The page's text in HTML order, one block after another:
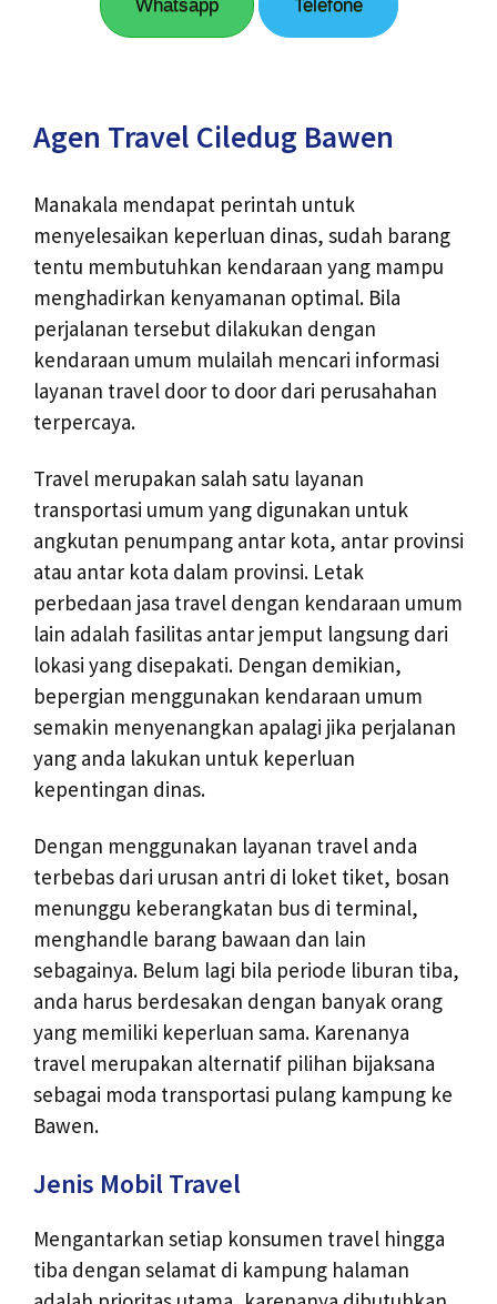
Whatsapp Telefone
Agen Travel Ciledug Bawen
Manakala mendapat perintah untuk
menyelesaikan keperluan dinas, sudah barang
tentu membutuhkan kendaraan yang mampu
menghadirkan kenyamanan optimal. Bila
perjalanan tersebut dilakukan dengan
kendaraan umum mulailah mencari informasi
layanan travel door to door dari perusahahan
terpercaya.
Travel merupakan salah satu layanan
transportasi umum yang digunakan untuk
angkutan penumpang antar kota, antar provinsi
atau antar kota dalam provinsi. Letak
perbedaan jasa travel dengan kendaraan umum
lain adalah fasilitas antar jemput langsung dari
lokasi yang disepakati. Dengan demikian,
bepergian menggunakan kendaraan umum
semakin menyenangkan apalagi jika perjalanan
yang anda lakukan untuk keperluan
kepentingan dinas.
Dengan menggunakan layanan travel anda
terbebas dari urusan antri di loket tiket, bosan
menunggu keberangkatan bus di terminal,
menghandle barang bawaan dan lain
sebagainya. Belum lagi bila periode liburan tiba,
anda harus berdesakan dengan banyak orang
yang memiliki keperluan sama. Karenanya
travel merupakan alternatif pilihan bijaksana
sebagai moda transportasi pulang kampung ke
Bawen.
Jenis Mobil Travel
Mengantarkan setiap konsumen travel hingga
tiba dengan selamat di kampung halaman